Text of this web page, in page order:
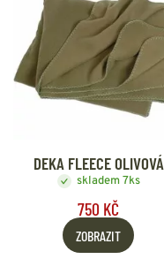
DEKA FLEECE OLIVOVÁ
skladem 7ks
750 KČ
ZOBRAZIT